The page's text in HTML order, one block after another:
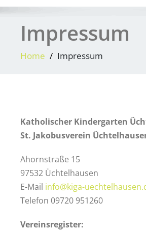
Impressum
Home Impressum
Katholischer Kindergarten
St. Jakobusverein
Ahornstraße 15
97532 Üchtelhausen
E-Mail info@kiga-
Telefon 09720 951260
Vereinsregister: